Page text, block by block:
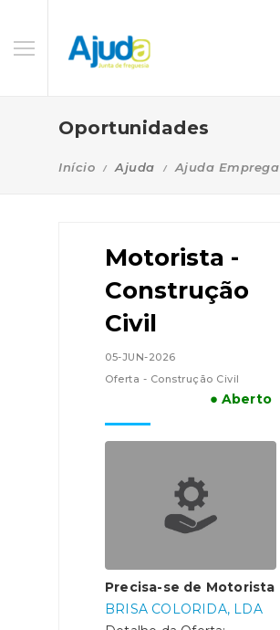
Oportunidades
Início Ajuda Ajuda Emprega
Motorista -
Construção
Civil
05-JUN-2026
Oferta - Construção Civil
● Aberto
Precisa-se de Motorista
BRISA COLORIDA, LDA